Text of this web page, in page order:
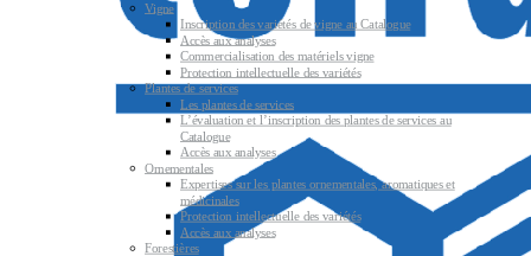
Vigne
Inscription des variétés de vigne au Catalogue
Accès aux analyses
Commercialisation des matériels vigne
Protection intellectuelle des variétés
Plantes de services
Les plantes de services
L’évaluation et l’inscription des plantes de services au
Catalogue
Accès aux analyses
Ornementales
Expertises sur les plantes ornementales, aromatiques et
médicinales
Protection intellectuelle des variétés
Accès aux analyses
Forestières